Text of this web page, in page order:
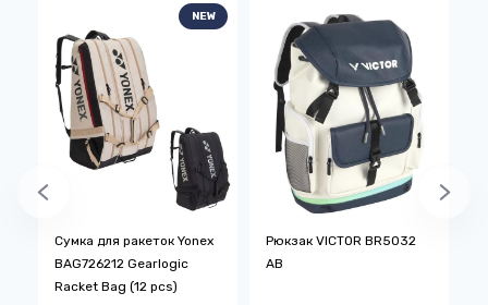
NEW
Сумка для ракеток Yonex
BAG726212 Gearlogic
Racket Bag (12 pcs)
Рюкзак VICTOR BR5032
AB